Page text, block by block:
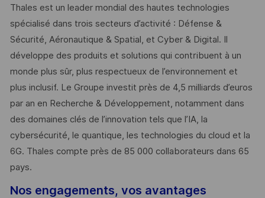
Thales est un leader mondial des hautes technologies
spécialisé dans trois secteurs d’activité : Défense &
Sécurité, Aéronautique & Spatial, et Cyber & Digital. Il
développe des produits et solutions qui contribuent à un
monde plus sûr, plus respectueux de l’environnement et
plus inclusif. Le Groupe investit près de 4,5 milliards d’euros
par an en Recherche & Développement, notamment dans
des domaines clés de l’innovation tels que l’IA, la
cybersécurité, le quantique, les technologies du cloud et la
6G. Thales compte près de 85 000 collaborateurs dans 65
pays. ​
Nos engagements, vos avantages